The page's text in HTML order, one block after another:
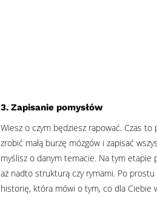
3. Zapisanie pomysłów
Wiesz o czym będziesz rapować. Czas
zrobić małą burzę mózgów i zapisać
myślisz o danym temacie. Na tym
aż nadto strukturą czy rymami. Po
historię, która mówi o tym, co dla Ciebie